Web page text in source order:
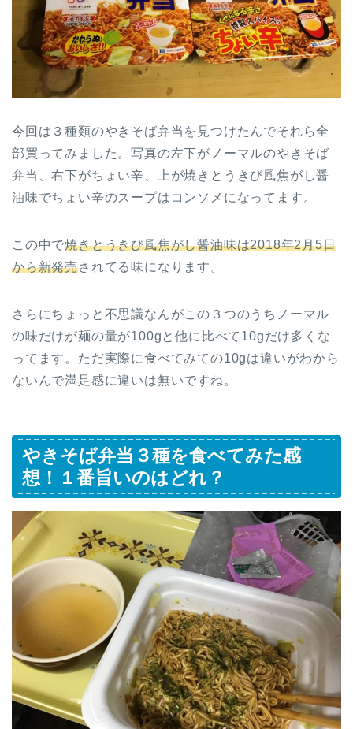
今回は３種類のやきそば弁当を見つけたんでそれら全
部買ってみました。写真の左下がノーマルのやきそば
弁当、右下がちょい辛、上が焼きとうきび風焦がし醤
油味でちょい辛のスープはコンソメになってます。
この中で焼きとうきび風焦がし醤油味は2018年2月5日
から新発売されてる味になります。
さらにちょっと不思議なんがこの３つのうちノーマル
の味だけが麺の量が100gと他に比べて10gだけ多くな
ってます。ただ実際に食べてみての10gは違いがわから
ないんで満足感に違いは無いですね。
やきそば弁当３種を食べてみた感
想！１番旨いのはどれ？